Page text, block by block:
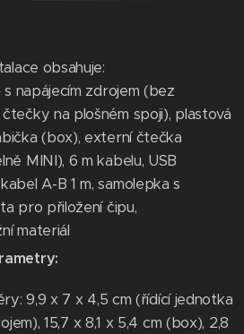
obsahuje:
s napájecím zdrojem (bez
na plošném spoji), plastová
(box), externí čtečka
MINI), 6 m kabelu, USB
A-B 1 m, samolepka s
pro přiložení čipu,
materiál
9,9 x 7 x 4,5 cm (řídící jednotka
15,7 x 8,1 x 5,4 cm (box), 2,8